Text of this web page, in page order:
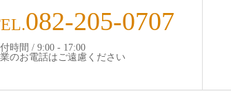
082-205-0707
時間 / 9:00 - 17:00
のお電話はご遠慮ください